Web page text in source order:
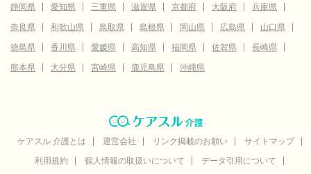
静岡県
愛知県 三重県 滋賀県 京都府 大阪府
兵庫県
奈良県
和歌山県 鳥取県 島根県 岡山県 広島県
山口県
徳島県
香川県 愛媛県 高知県 福岡県 佐賀県
長崎県
熊本県
大分県 宮崎県 鹿児島県 沖縄県
ケアスル 介護とは 運営会社 リンク掲載のお願い
サイトマップ
利用規約
個人情報の取扱いについて データ引用について